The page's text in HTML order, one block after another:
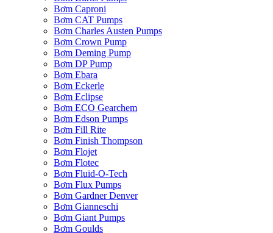
Bơm Caproni
Bơm CAT Pumps
Bơm Charles Austen Pumps
Bơm Crown Pump
Bơm Deming Pump
Bơm DP Pump
Bơm Ebara
Bơm Eckerle
Bơm Eclipse
Bơm ECO Gearchem
Bơm Edson Pumps
Bơm Fill Rite
Bơm Finish Thompson
Bơm Flojet
Bơm Flotec
Bơm Fluid-O-Tech
Bơm Flux Pumps
Bơm Gardner Denver
Bơm Gianneschi
Bơm Giant Pumps
Bơm Goulds